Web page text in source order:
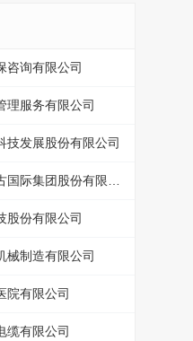
咨询有限公司
理服务有限公司
技发展股份有限公司
股份有限公司
械制造有限公司
院有限公司
缆有限公司